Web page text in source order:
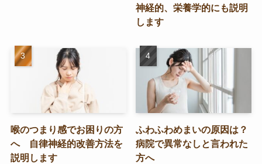
神経的、栄養学的にも説明
します
喉のつまり感でお困りの方
へ 自律神経的改善方法を
説明します
ふわふわめまいの原因は？
病院で異常なしと言われた
方へ